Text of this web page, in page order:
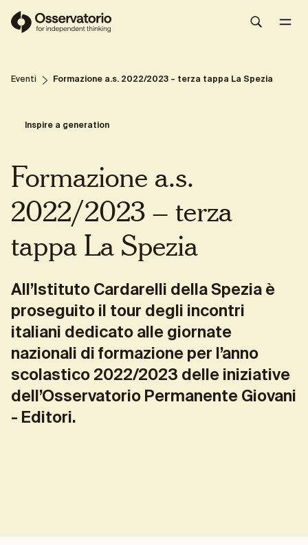
Eventi Formazione a.s. 2022/2023 – terza tappa La Spezia
Inspire a generation
Formazione a.s.
2022/2023 – terza
tappa La Spezia
All’Istituto Cardarelli della Spezia è
proseguito il tour degli incontri
italiani dedicato alle giornate
nazionali di formazione per l’anno
scolastico 2022/2023 delle iniziative
dell’Osservatorio Permanente Giovani
- Editori.
La Spezia, 13 Ottobre 2022 Share